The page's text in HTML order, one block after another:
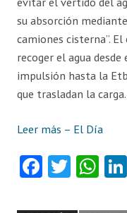
su absorción
camiones cisterna”.
recoger el agua
impulsión hasta la
que trasladan la carga.
Leer más – El Día
Fa T W